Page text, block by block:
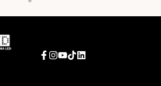
Facebook
Instagram
YouTube
TikTokLinkedIn